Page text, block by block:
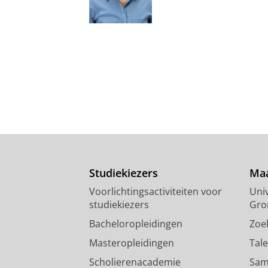
Studiekiezers
Voorlichtingsactiviteiten voor
studiekiezers
Bacheloropleidingen
Masteropleidingen
Scholierenacademie